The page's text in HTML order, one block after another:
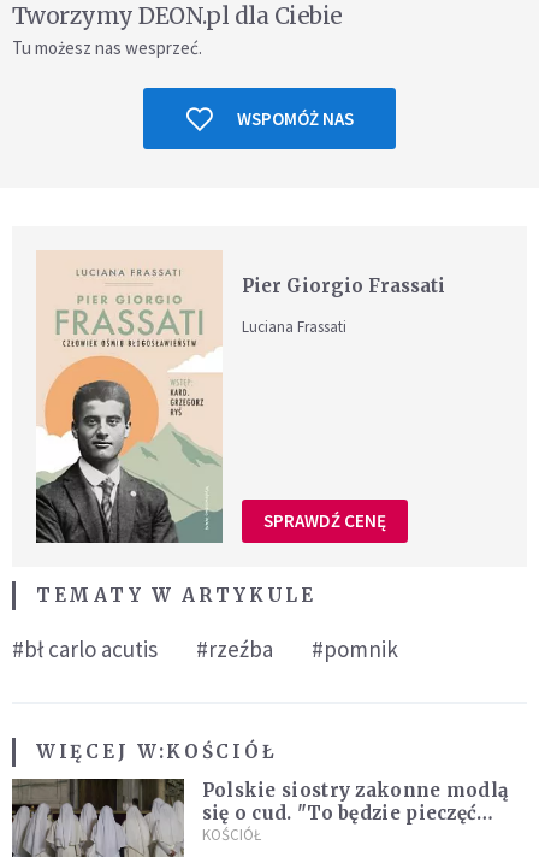
Tworzymy DEON.pl dla Ciebie
Tu możesz nas wesprzeć.
WSPOMÓŻ NAS
Pier Giorgio Frassati
Luciana Frassati
SPRAWDŹ CENĘ
TEMATY W ARTYKULE
#bł carlo acutis #rzeźba #pomnik
WIĘCEJ W:KOŚCIÓŁ
Polskie siostry zakonne modlą
się o cud. "To będzie pieczęć
Pana Boga dla naszej wiary"
KOŚCIÓŁ